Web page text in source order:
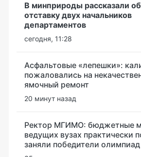
В минприроды рассказали
отставку двух начальников
департаментов
сегодня, 11:28
Асфальтовые «лепешки»:
пожаловались на
ямочный ремонт
20 минут назад
Ректор МГИМО: бюджетные
ведущих вузах практически
заняли победители олимпиад